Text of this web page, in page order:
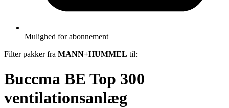
Filter pakker fra MANN+HUMMEL til:
Buccma BE Top 300
ventilationsanlæg